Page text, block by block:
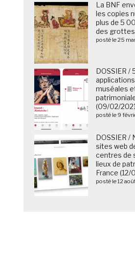
La BNF
les copies
plus de 5
des grottes
posté le 25
DOSSIER /
muséales
(09/02/
posté le 9
DOSSIER /
sites web
centres de
lieux de
France (12/
posté le 12